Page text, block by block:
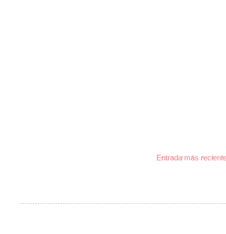
Entrada más